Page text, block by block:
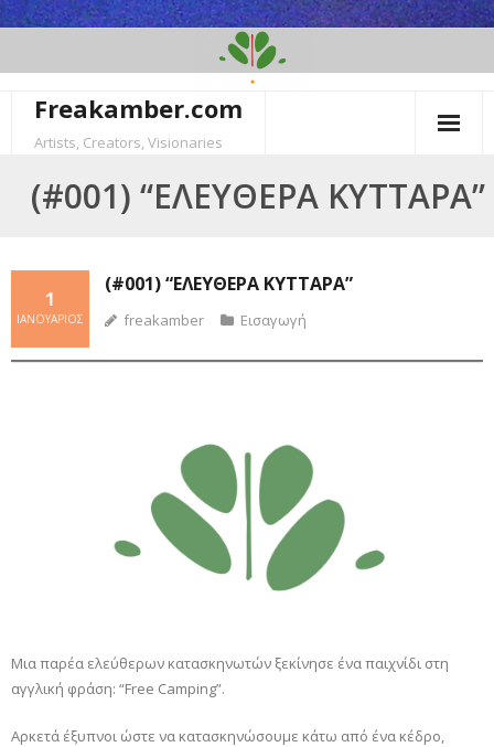
Freakamber.com
Artists, Creators, Visionaries
(#001) “ΕΛΕΎΘΕΡΑ ΚΎΤΤΑΡΑ”
(#001) “ΕΛΕΎΘΕΡΑ ΚΎΤΤΑΡΑ”
1
ΙΑΝΟΥΆΡΙΟΣ freakamber Εισαγωγή
Μια παρέα ελεύθερων κατασκηνωτών ξεκίνησε ένα παιχνίδι στη
αγγλική φράση: “Free Camping”.
Αρκετά έξυπνοι ώστε να κατασκηνώσουμε κάτω από ένα κέδρο,